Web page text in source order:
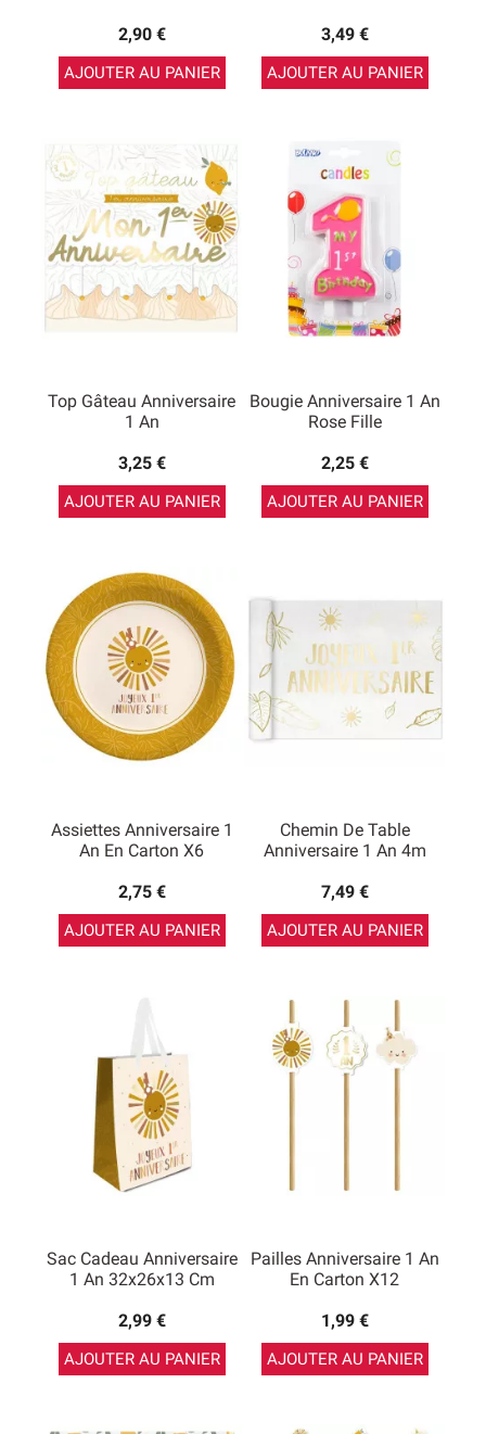
2,90 €
AJOUTER AU PANIER
3,49 €
AJOUTER AU PANIER
Top Gâteau Anniversaire
1 An
3,25 €
AJOUTER AU PANIER
Bougie Anniversaire 1 An
Rose Fille
2,25 €
AJOUTER AU PANIER
Assiettes Anniversaire 1
An En Carton X6
2,75 €
AJOUTER AU PANIER
Chemin De Table
Anniversaire 1 An 4m
7,49 €
AJOUTER AU PANIER
Sac Cadeau Anniversaire
1 An 32x26x13 Cm
2,99 €
AJOUTER AU PANIER
Pailles Anniversaire 1 An
En Carton X12
1,99 €
AJOUTER AU PANIER